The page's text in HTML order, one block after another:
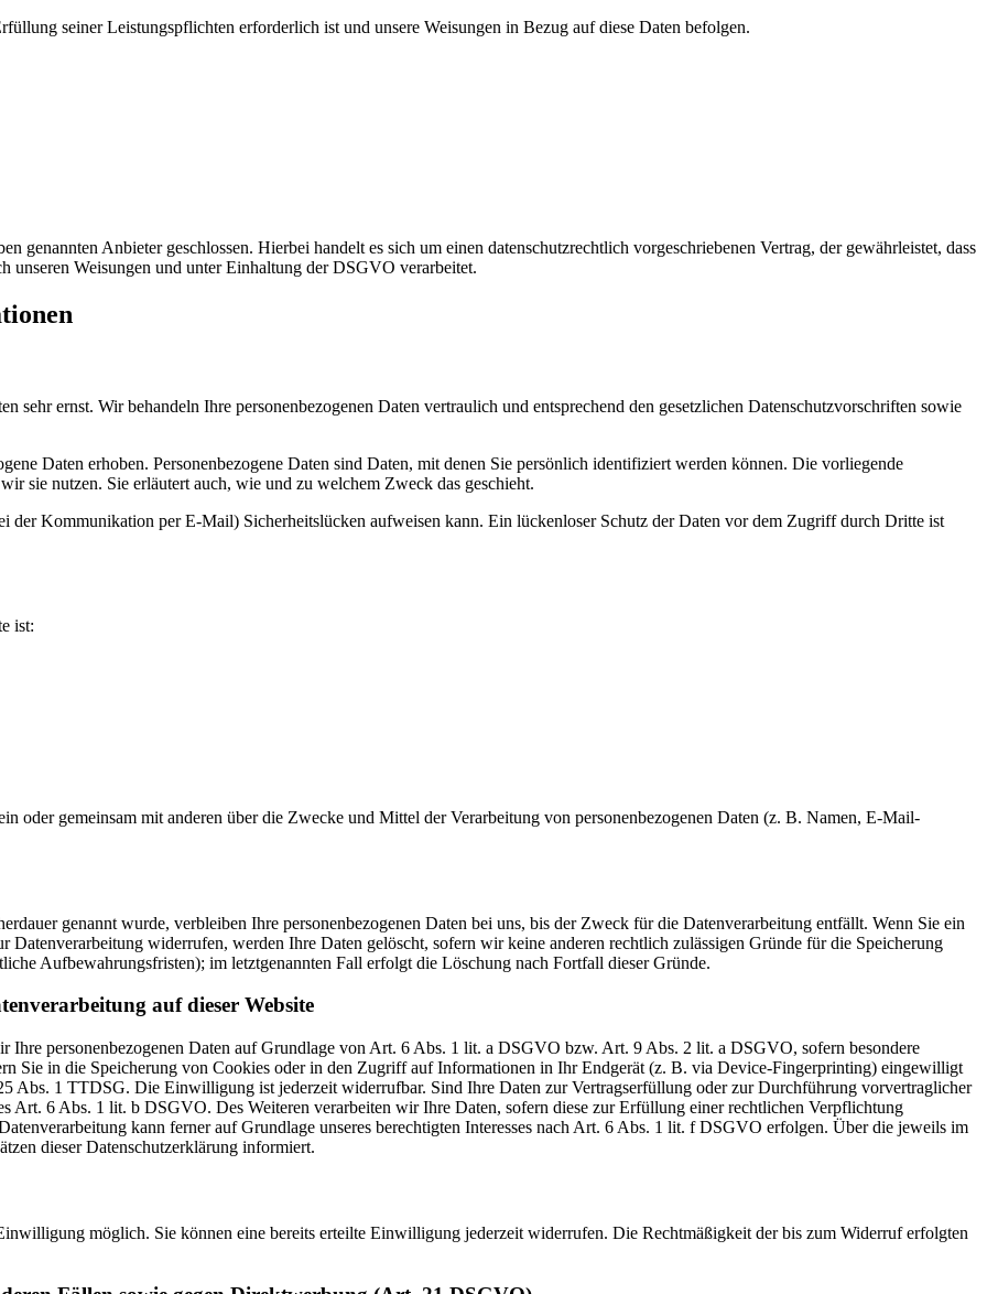
seiner Leistungspflichten erforderlich ist und unsere Weisungen in Bezug auf diese Daten befolgen.
genannten Anbieter geschlossen. Hierbei handelt es sich um einen datenschutzrechtlich vorgeschriebenen Vertrag, der gewährleistet, dass
unseren Weisungen und unter Einhaltung der DSGVO verarbeitet.
sehr ernst. Wir behandeln Ihre personenbezogenen Daten vertraulich und entsprechend den gesetzlichen Datenschutzvorschriften sowie
Daten erhoben. Personenbezogene Daten sind Daten, mit denen Sie persönlich identifiziert werden können. Die vorliegende
sie nutzen. Sie erläutert auch, wie und zu welchem Zweck das geschieht.
der Kommunikation per E-Mail) Sicherheitslücken aufweisen kann. Ein lückenloser Schutz der Daten vor dem Zugriff durch Dritte ist
ist:
oder gemeinsam mit anderen über die Zwecke und Mittel der Verarbeitung von personenbezogenen Daten (z. B. Namen, E-Mail-
genannt wurde, verbleiben Ihre personenbezogenen Daten bei uns, bis der Zweck für die Datenverarbeitung entfällt. Wenn Sie ein
Datenverarbeitung widerrufen, werden Ihre Daten gelöscht, sofern wir keine anderen rechtlich zulässigen Gründe für die Speicherung
Aufbewahrungsfristen); im letztgenannten Fall erfolgt die Löschung nach Fortfall dieser Gründe.
auf dieser Website
Ihre personenbezogenen Daten auf Grundlage von Art. 6 Abs. 1 lit. a DSGVO bzw. Art. 9 Abs. 2 lit. a DSGVO, sofern besondere
Sie in die Speicherung von Cookies oder in den Zugriff auf Informationen in Ihr Endgerät (z. B. via Device-Fingerprinting) eingewilligt
Abs. 1 TTDSG. Die Einwilligung ist jederzeit widerrufbar. Sind Ihre Daten zur Vertragserfüllung oder zur Durchführung vorvertraglicher
Art. 6 Abs. 1 lit. b DSGVO. Des Weiteren verarbeiten wir Ihre Daten, sofern diese zur Erfüllung einer rechtlichen Verpflichtung
kann ferner auf Grundlage unseres berechtigten Interesses nach Art. 6 Abs. 1 lit. f DSGVO erfolgen. Über die jeweils im
dieser Datenschutzerklärung informiert.
möglich. Sie können eine bereits erteilte Einwilligung jederzeit widerrufen. Die Rechtmäßigkeit der bis zum Widerruf erfolgten